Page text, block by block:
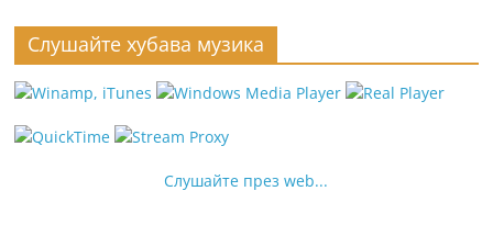
Слушайте хубава музика
Слушайте през web...